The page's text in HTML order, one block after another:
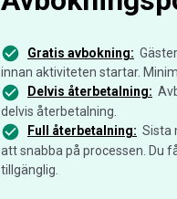
Gratis avbokning:
innan aktiviteten startar.
Delvis återbetalning:
delvis återbetalning.
Full återbetalning: Sista
att snabba på processen. Du
tillgänglig.